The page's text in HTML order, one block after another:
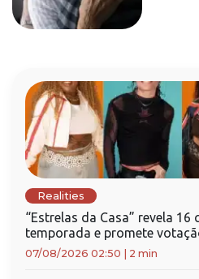
Realities
“Estrelas da Casa” revela 16
temporada e promete
07/08/2026 02:50 2 min